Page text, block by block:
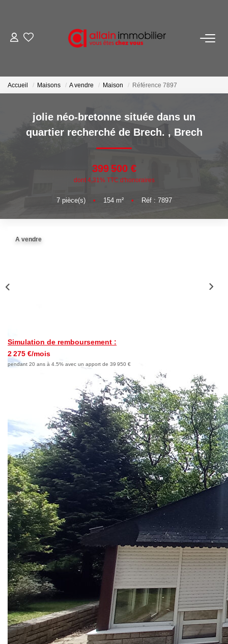
LOCATIONS
ESTIMATION
NOS AGENCES
Accueil Maisons A vendre Maison Référence 7897
jolie néo-bretonne située dans un
quartier recherché de Brech. , Brech
399 500 €
dont 4,31% TTC d'honoraires
7pièce(s) • 154m² • Réf : 7897
A vendre
Simulation de remboursement :
2 275 €/mois
pendant 20 ans à 4.5% avec un apport de 39 950 €
Description
Réf : 7897
Maison de 154 m2 située dans un quartier calme et prisé
de la commune de Brech.
Sa situation géographique vous permettra de vous rendre
au bourg en quelques minutes et de profiter de la
campagne avoisinante tout en restant proche des écoles.
Construite avec des matériaux de qualité sur un sous-sol
total, cette maison est composée en rez de chaussée d'une
cuisine aménagée et équipée, un salon avec son balcon et
sa cheminée en pierre , une véranda chauffée, deux
chambres, une salle d'eau et un wc. Toutes les ouvertures
ont été changées et leurs ouvertures se font
électriquement.
A l'étage, 3 grandes chambres, un wc et possibilité
d'aménager deux greniers.
Cette jolie maison n'attend plus que vous , a visiter très vite
!!!!